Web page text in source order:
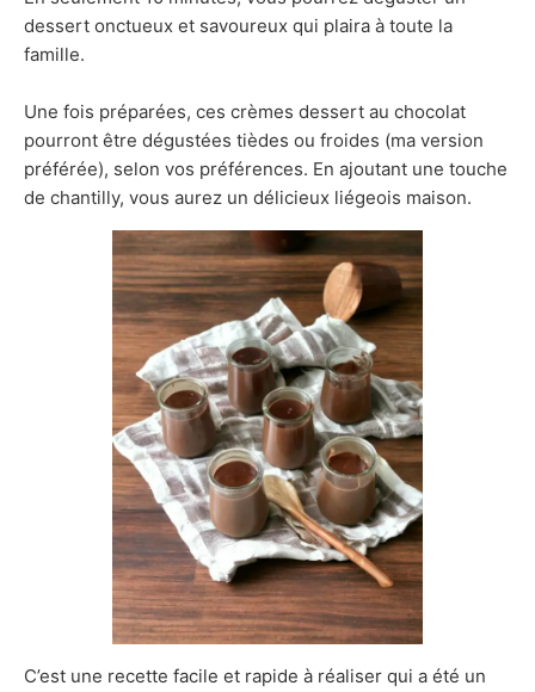
dessert onctueux et savoureux qui plaira à toute la
famille.
Une fois préparées, ces crèmes dessert au chocolat
pourront être dégustées tièdes ou froides (ma version
préférée), selon vos préférences. En ajoutant une touche
de chantilly, vous aurez un délicieux liégeois maison.
C’est une recette facile et rapide à réaliser qui a été un